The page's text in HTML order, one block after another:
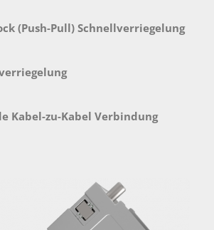
(Push-Pull) Schnellverriegelung
Kabel-zu-Kabel Verbindung